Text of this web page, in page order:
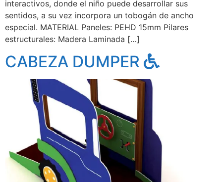
interactivos, donde el niño puede desarrollar sus
sentidos, a su vez incorpora un tobogán de ancho
especial. MATERIAL Paneles: PEHD 15mm Pilares
estructurales: Madera Laminada […]
CABEZA DUMPER